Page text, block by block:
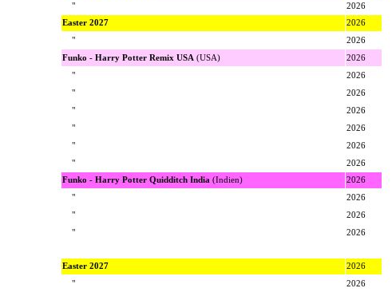
"
2026
Easter 2027
2026
"
2026
Funko - Harry Potter Remix USA (USA)
2026
"
2026
"
2026
"
2026
"
2026
"
2026
"
2026
Funko - Harry Potter Quidditch India (Indien)
2026
"
2026
"
2026
" 2026
Easter 2027
2026
"
2026